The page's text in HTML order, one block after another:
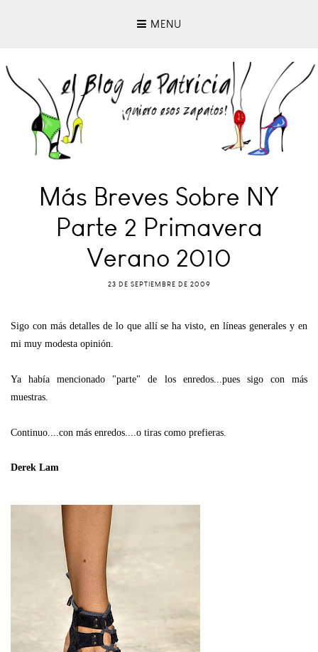
MENU
Más Breves Sobre NY
Parte 2 Primavera
Verano 2010
23 DE SEPTIEMBRE DE 2009
Sigo con más detalles de lo que allí se ha visto, en líneas generales y en
mi muy modesta opinión.
Ya había mencionado "parte" de los enredos...pues sigo con más
muestras.
Continuo....con más enredos....o tiras como prefieras.
Derek Lam